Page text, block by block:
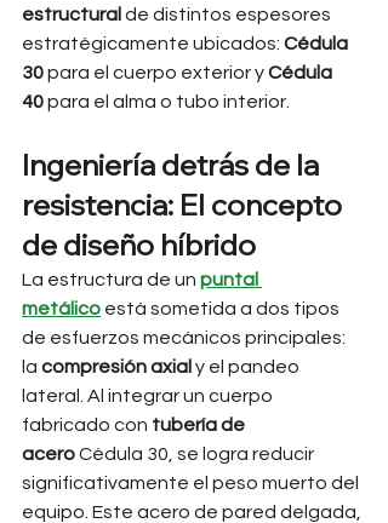
estructural de distintos espesores
estratégicamente ubicados: Cédula
30 para el cuerpo exterior y Cédula
40 para el alma o tubo interior.
Ingeniería detrás de la
resistencia: El concepto
de diseño híbrido
La estructura de un puntal
metálico está sometida a dos tipos
de esfuerzos mecánicos principales:
la compresión axial y el pandeo
lateral. Al integrar un cuerpo
fabricado con tubería de
acero Cédula 30, se logra reducir
significativamente el peso muerto del
equipo. Este acero de pared delgada,